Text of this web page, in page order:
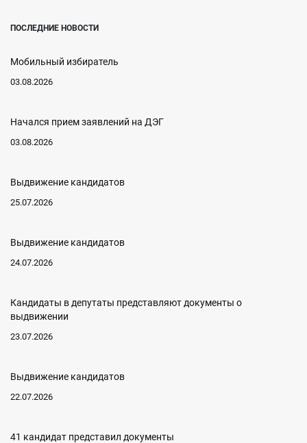
ПОСЛЕДНИЕ НОВОСТИ
Мобильный избиратель
03.08.2026
Начался прием заявлений на ДЭГ
03.08.2026
Выдвижение кандидатов
25.07.2026
Выдвижение кандидатов
24.07.2026
Кандидаты в депутаты представляют документы о
выдвижении
23.07.2026
Выдвижение кандидатов
22.07.2026
41 кандидат представил документы